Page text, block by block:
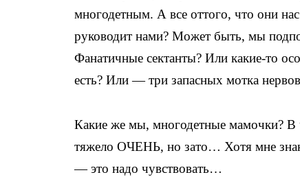
многодетным. А все оттого, что они
руководит нами? Может быть, мы
Фанатичные сектанты? Или какие-то
есть? Или — три запасных мотка
Какие же мы, многодетные мамочки?
тяжело ОЧЕНЬ, но зато… Хотя мне
— это надо чувствовать…